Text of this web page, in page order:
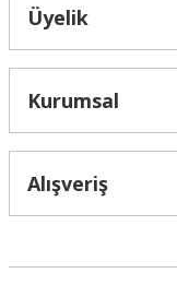
Üyelik
Kurumsal
Alışveriş